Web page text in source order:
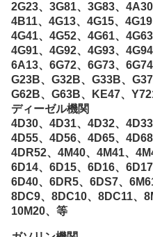
2G23、3G81、3G83、
4B11、4G13、4G15、
4G41、4G52、4G61、
4G91、4G92、4G93、
6A13、6G72、6G73、
G23B、G32B、G33B、
G62B、G63B、KE47、
ディーゼル機関
4D30、4D31、4D32、
4D55、4D56、4D65、
4DR52、4M40、4M41、
6D14、6D15、6D16、
6D40、6DR5、6DS7、
8DC9、8DC10、8DC11、
10M20、等